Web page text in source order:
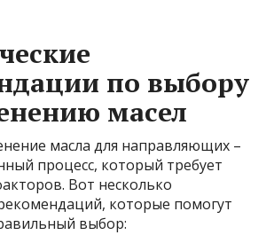
по выбору
масел
масла для направляющих –
процесс, который требует
Вот несколько
которые помогут
выбор: